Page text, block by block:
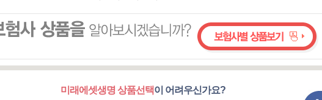
미래에셋생명 상품선택이 어려우신가요?